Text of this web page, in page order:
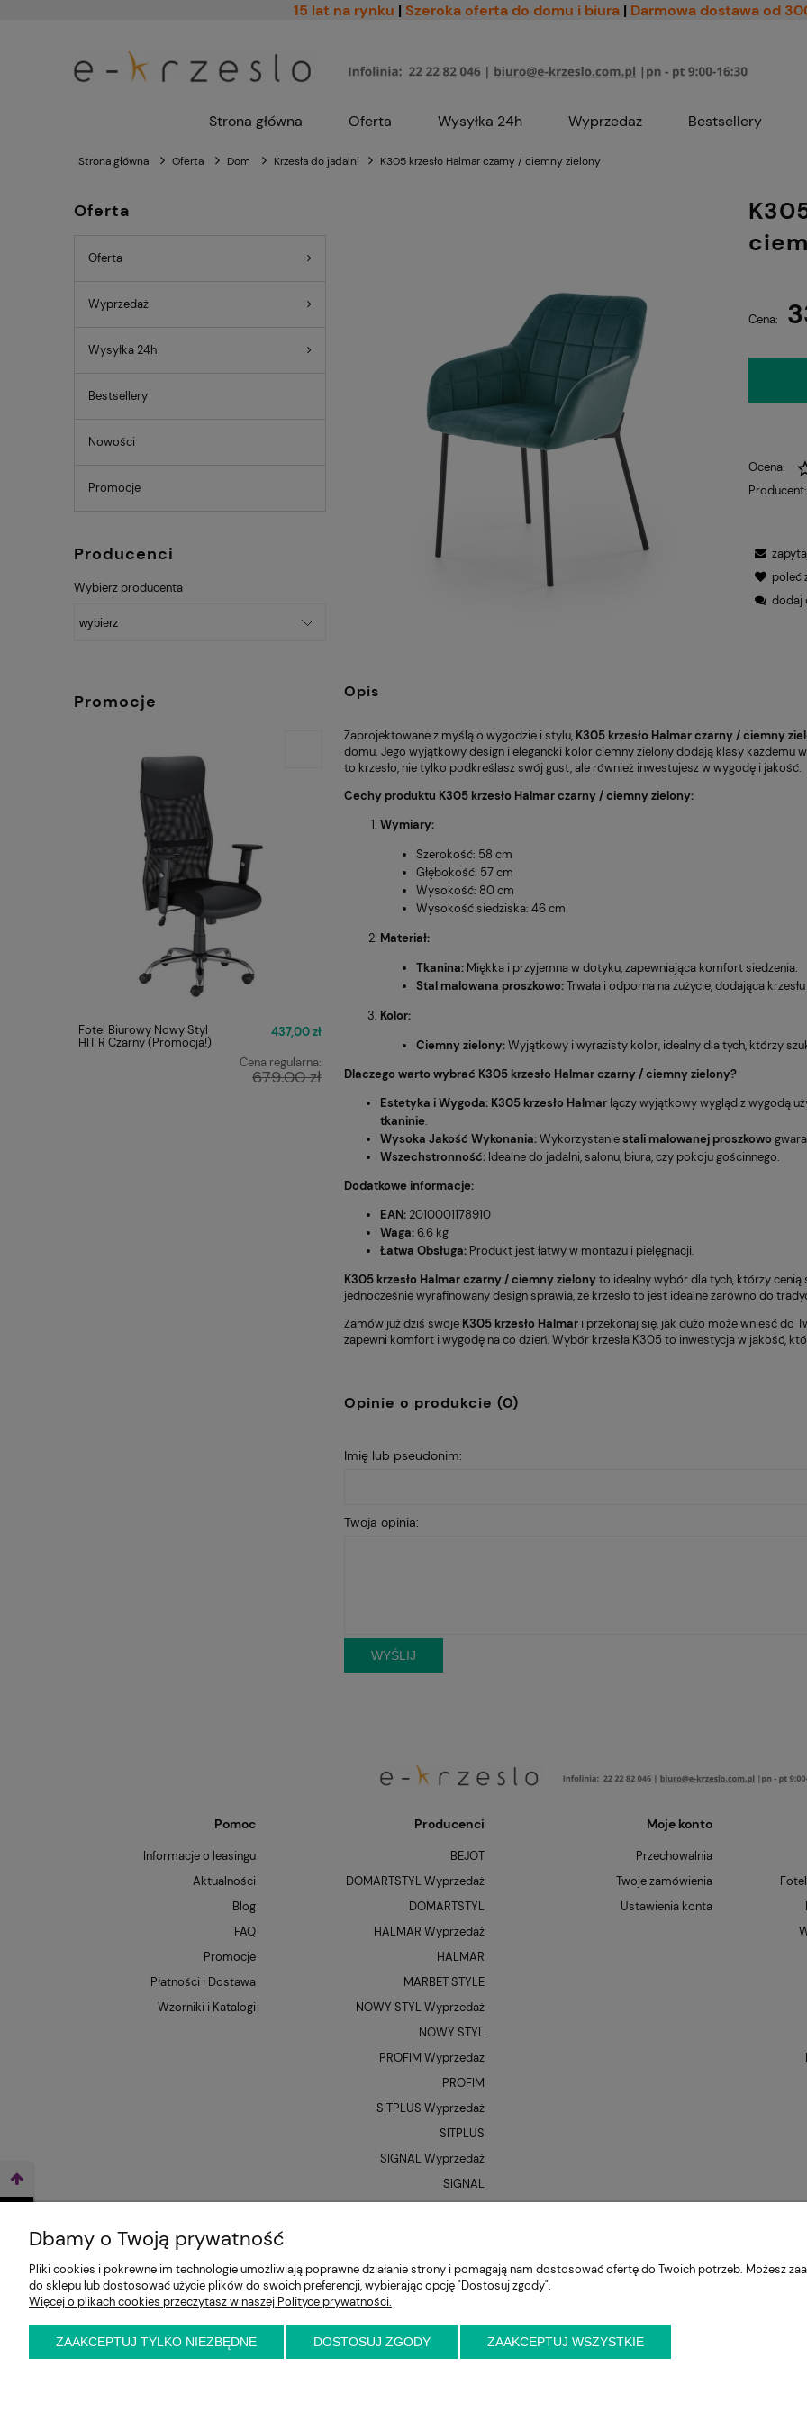
15 lat na rynku | Szeroka oferta do domu i biura | Darmowa dostawa od
Strona główna Oferta Wysyłka 24h Wyprzedaż Bestsellery
Strona główna Oferta Dom Krzesła do jadalni K305 krzesło Halmar czarny / ciemny zielony
Oferta
Oferta
Wyprzedaż
Wysyłka 24h
Bestsellery
Nowości
Promocje
Producenci
Wybierz producenta
Promocje
Fotel Biurowy Nowy Styl
HIT R Czarny (Promocja!)
437,00 zł
Cena regularna:
679,00 zł
Q-025 CZARNY
479,00 zł
Najniższa cena:
359,00 zł
(WYPRZEDAŻ)
Cena:
Ocena:
Producent:
poleć
dodaj
Opis
Zaprojektowane z myślą o wygodzie i stylu, K305 krzesło Halmar czarny / ciemny
domu. Jego wyjątkowy design i elegancki kolor ciemny zielony dodają klasy każdemu
to krzesło, nie tylko podkreślasz swój gust, ale również inwestujesz w wygodę i jakość.
Cechy produktu K305 krzesło Halmar czarny / ciemny zielony:
Wymiary:
Szerokość: 58 cm
Głębokość: 57 cm
Wysokość: 80 cm
Wysokość siedziska: 46 cm
Materiał:
Tkanina: Miękka i przyjemna w dotyku, zapewniająca komfort siedzenia.
Stal malowana proszkowo:Trwała i odporna na zużycie, dodająca
Kolor:
Ciemny zielony:Wyjątkowy i wyrazisty kolor, idealny dla tych, którzy
Dlaczego warto wybrać K305 krzesło Halmar czarny / ciemny zielony?
Estetyka i Wygoda: K305 krzesło Halmarłączy wyjątkowy wygląd z wygodą
tkaninie.
Wysoka Jakość Wykonania:Wykorzystaniestali malowanej proszkowo
Wszechstronność: Idealne do jadalni, salonu, biura, czy pokoju gościnnego.
Dodatkowe informacje:
EAN: 2010001178910
Waga:6.6 kg
Łatwa Obsługa: Produkt jest łatwy w montażu i pielęgnacji.
K305 krzesło Halmar czarny / ciemny zielonyto idealny wybór dla tych, którzy
jednocześnie wyrafinowany design sprawia, że krzesło to jest idealne zarówno do
Zamów już dziś swoje K305 krzesło Halmar i przekonaj się, jak dużo może wniesć do
zapewni komfort i wygodę na co dzień. Wybór krzesła K305 to inwestycja w jakość,
Opinie o produkcie (0)
Imię lub pseudonim:
Twoja opinia:
WYŚLIJ
Pomoc
Informacje o leasingu
Aktualności
Blog
FAQ
Promocje
Płatności i Dostawa
Wzorniki i Katalogi
Producenci
BEJOT
DOMARTSTYL Wyprzedaż
DOMARTSTYL
HALMAR Wyprzedaż
HALMAR
MARBET STYLE
NOWY STYL Wyprzedaż
NOWY STYL
PROFIM Wyprzedaż
PROFIM
SITPLUS Wyprzedaż
SITPLUS
SIGNAL Wyprzedaż
SIGNAL
Moje konto
Przechowalnia
Twoje zamówienia
Ustawienia konta
E-KRZESŁO Biuro handlowe (bez ekspozycji). Prosimy o wcześniejszy kontakt przed wizytą ul. Cynamonowa 2,
krzeslo.com.pl
Dbamy o Twoją prywatność
Pliki cookies i pokrewne im technologie umożliwiają poprawne działanie strony i pomagają nam dostosować ofertę do Twoich potrzeb. Możesz
do sklepu lub dostosować użycie plików do swoich preferencji, wybierając opcję "Dostosuj zgody".
Więcej o plikach cookies przeczytasz w naszej Polityce prywatności.
ZAAKCEPTUJ TYLKO NIEZBĘDNE DOSTOSUJ ZGODY ZAAKCEPTUJ WSZYSTKIE